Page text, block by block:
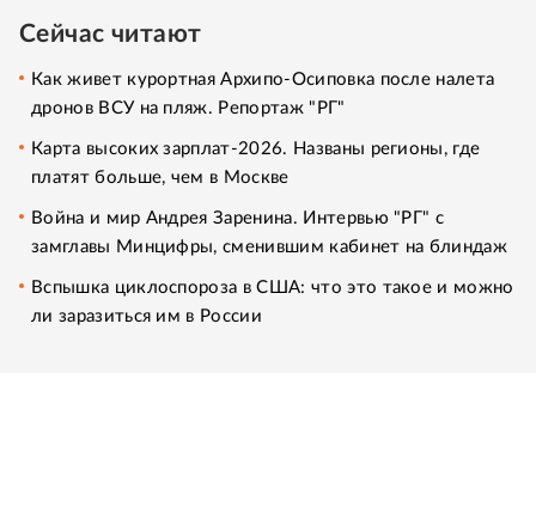
Сейчас читают
Как живет курортная Архипо-Осиповка после налета
дронов ВСУ на пляж. Репортаж "РГ"
Карта высоких зарплат-2026. Названы регионы, где
платят больше, чем в Москве
Война и мир Андрея Заренина. Интервью "РГ" с
замглавы Минцифры, сменившим кабинет на блиндаж
Вспышка циклоспороза в США: что это такое и можно
ли заразиться им в России